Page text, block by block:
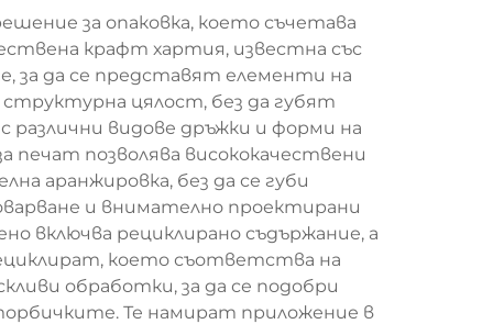
за опаковка, което съчетава
крафт хартия, известна със
за да се представят елементи на
цялост, без да губят
различни видове дръжки и форми на
печат позволява висококачествени
аранжировка, без да се губи
и внимателно проектирани
включва рециклирано съдържание, а
което съответства на
обработки, за да се подобри
Те намират приложение в